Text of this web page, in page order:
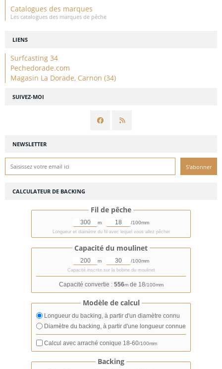
NEWSLETTER
SUIVEZ-MOI
Catalogues des marques
Les catalogues des marques de pêche
LIENS
Surfcasting 34
Pechedorade.com
Magasin La Dorade, Carnon (34)
CALCULATEUR DE BACKING
Fil de pêche
m /100mm
Longueur et diamètre du fil avec lequel vous allez pêcher
Capacité du moulinet
m /100mm
Capacité inscrite sur la bobine du moulinet
Capacité convertie : 556mde 18/100mm
Modèle de calcul
Longueur du backing, à partir d'un diamètre connu
Diamètre du backing, à partir d'une longueur connue
Calcul avec arraché conique 18-60/100mm
Backing